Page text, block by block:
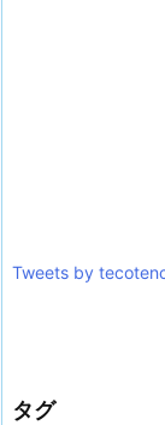
Tweets by
タグ